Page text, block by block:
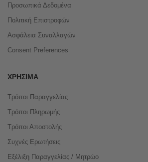
Προσωπικά Δεδομένα
Πολιτική Επιστροφών
Ασφάλεια Συναλλαγών
Consent Preferences
ΧΡΉΣΙΜΑ
Τρόποι Παραγγελίας
Τρόποι Πληρωμής
Τρόποι Αποστολής
Συχνές Ερωτήσεις
Εξέλιξη Παραγγελίας / Μητρώο